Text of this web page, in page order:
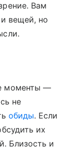
Вам
вещей, но
моменты —
не
обиды. Если
их
Близость и